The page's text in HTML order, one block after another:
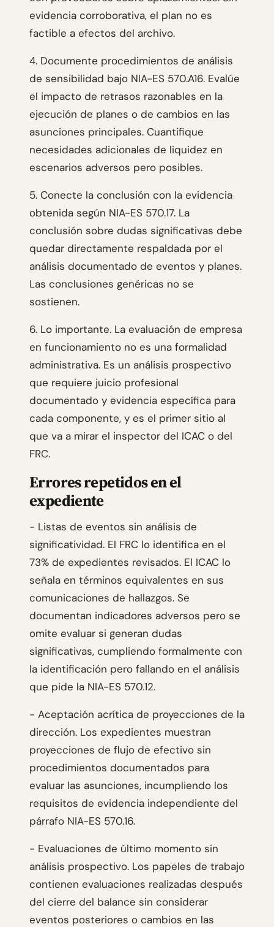
evidencia corroborativa, el plan no es
factible a efectos del archivo.
4. Documente procedimientos de análisis
de sensibilidad bajo NIA-ES 570.A16. Evalúe
el impacto de retrasos razonables en la
ejecución de planes o de cambios en las
asunciones principales. Cuantifique
necesidades adicionales de liquidez en
escenarios adversos pero posibles.
5. Conecte la conclusión con la evidencia
obtenida según NIA-ES 570.17. La
conclusión sobre dudas significativas debe
quedar directamente respaldada por el
análisis documentado de eventos y planes.
Las conclusiones genéricas no se
sostienen.
6. Lo importante. La evaluación de empresa
en funcionamiento no es una formalidad
administrativa. Es un análisis prospectivo
que requiere juicio profesional
documentado y evidencia específica para
cada componente, y es el primer sitio al
que va a mirar el inspector del ICAC o del
FRC.
Errores repetidos en el
expediente
- Listas de eventos sin análisis de
significatividad. El FRC lo identifica en el
73% de expedientes revisados. El ICAC lo
señala en términos equivalentes en sus
comunicaciones de hallazgos. Se
documentan indicadores adversos pero se
omite evaluar si generan dudas
significativas, cumpliendo formalmente con
la identificación pero fallando en el análisis
que pide la NIA-ES 570.12.
- Aceptación acrítica de proyecciones de la
dirección. Los expedientes muestran
proyecciones de flujo de efectivo sin
procedimientos documentados para
evaluar las asunciones, incumpliendo los
requisitos de evidencia independiente del
párrafo NIA-ES 570.16.
- Evaluaciones de último momento sin
análisis prospectivo. Los papeles de trabajo
contienen evaluaciones realizadas después
del cierre del balance sin considerar
eventos posteriores o cambios en las